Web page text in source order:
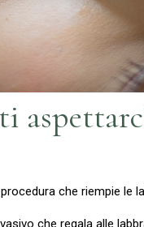
che riempie le
che regala alle